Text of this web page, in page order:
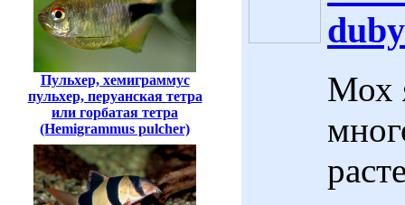
Пульхер, хемиграммус
пульхер, перуанская тетра
или горбатая тетра
(Hemigrammus pulcher)
Мох